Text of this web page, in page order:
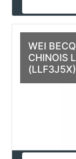
WEI
CHINOIS
(LLF3J5X)